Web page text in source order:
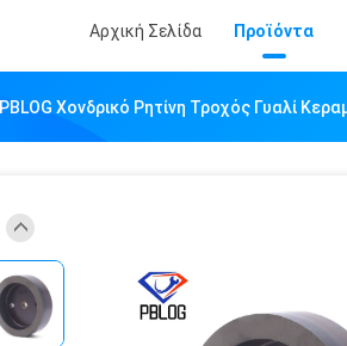
Αρχική Σελίδα Προϊόντα
PBLOG Χονδρικό Ρητίνη Τροχός Γυαλί